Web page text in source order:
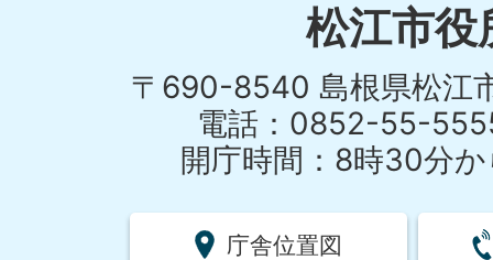
松江市役
〒690-8540 島根県松江
電話：0852-55-
開庁時間：8時30分
庁舎位置図